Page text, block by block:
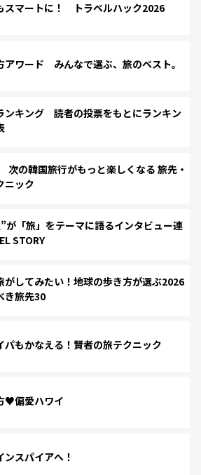
スマートに！ トラベルハック2026
アワード みんなで選ぶ、旅のベスト。
ンキング 読者の投票をもとにランキン
の韓国旅行がもっと楽しくなる 旅先・
ニック
が「旅」をテーマに語るインタビュー連
STORY
がしてみたい！地球の歩き方が選ぶ2026
き旅先30
パもかなえる！賢者の旅テクニック
♥偏愛ハワイ
スパイアへ！